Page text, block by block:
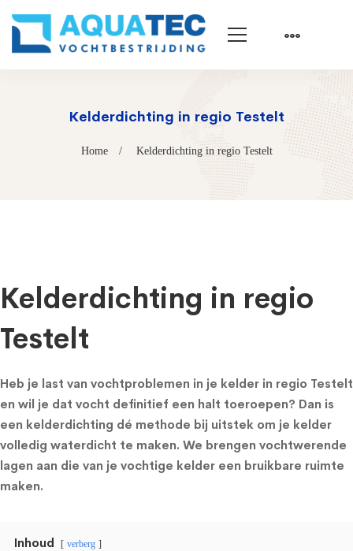
Kelderdichting in regio Testelt
Home Kelderdichting in regio Testelt
Kelderdichting in regio
Testelt
Heb je last van vochtproblemen in je kelder in regio Testelt
en wil je dat vocht definitief een halt toeroepen? Dan is
een kelderdichting dé methode bij uitstek om je kelder
volledig waterdicht te maken. We brengen vochtwerende
lagen aan die van je vochtige kelder een bruikbare ruimte
maken.
Inhoud verberg